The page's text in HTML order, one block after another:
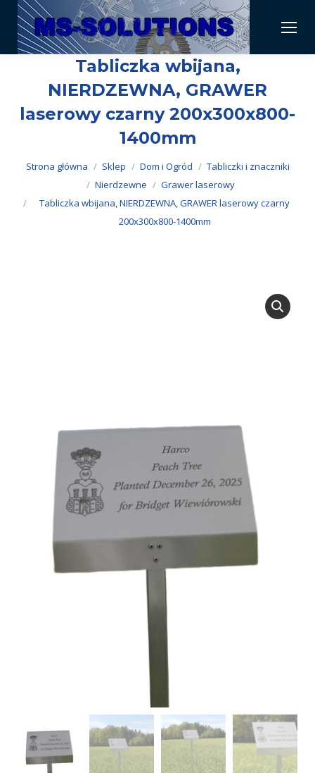
Tabliczka wbijana,
NIERDZEWNA, GRAWER
laserowy czarny 200x300x800-
1400mm
Jesteś tutaj:
Strona główna Sklep Dom i Ogród
Tabliczki i znaczniki
Nierdzewne
Grawer laserowy
Tabliczka wbijana, NIERDZEWNA, GRAWER laserowy czarny
200x300x800-1400mm